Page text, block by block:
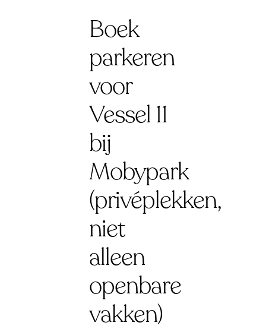
Boek
parkeren
voor
Vessel 11
bij
Mobypark
(privéplekken,
niet
alleen
openbare
vakken)